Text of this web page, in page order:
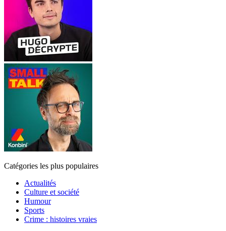
Catégories les plus populaires
Actualités
Culture et société
Humour
Sports
Crime : histoires vraies